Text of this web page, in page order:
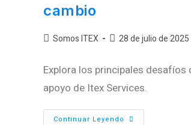
cambio
Somos ITEX 28 de julio de 2025
Explora los principales
apoyo de Itex Services.
Continuar Leyendo